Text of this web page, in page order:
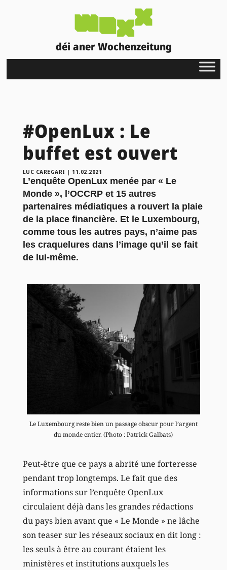
déi aner Wochenzeitung
#OpenLux : Le
buffet est ouvert
LUC CAREGARI | 11.02.2021
L’enquête OpenLux menée par « Le
Monde », l’OCCRP et 15 autres
partenaires médiatiques a rouvert la plaie
de la place financière. Et le Luxembourg,
comme tous les autres pays, n’aime pas
les craquelures dans l’image qu’il se fait
de lui-même.
Le Luxembourg reste bien un passage obscur pour l’argent
du monde entier. (Photo : Patrick Galbats)
Peut-être que ce pays a abrité une forteresse
pendant trop longtemps. Le fait que des
informations sur l’enquête OpenLux
circulaient déjà dans les grandes rédactions
du pays bien avant que « Le Monde » ne lâche
son teaser sur les réseaux sociaux en dit long :
les seuls à être au courant étaient les
ministères et institutions auxquels les